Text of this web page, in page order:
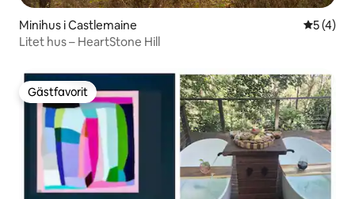
Minihus i Castlemaine 5 av 5 i
5 (4)
Litet hus – HeartStone Hill
Gästfavorit
Gästfavorit